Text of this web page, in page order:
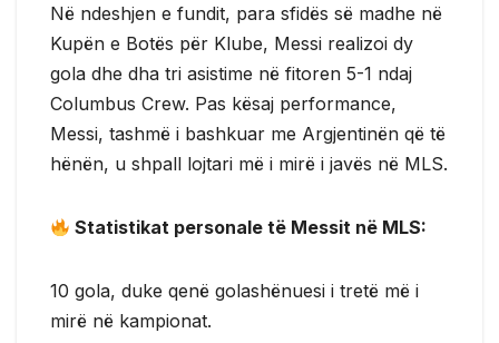
Në ndeshjen e fundit, para sfidës së madhe në
Kupën e Botës për Klube, Messi realizoi dy
gola dhe dha tri asistime në fitoren 5-1 ndaj
Columbus Crew. Pas kësaj performance,
Messi, tashmë i bashkuar me Argjentinën që të
hënën, u shpall lojtari më i mirë i javës në MLS.
Statistikat personale të Messit në MLS:
10 gola, duke qenë golashënuesi i tretë më i
mirë në kampionat.